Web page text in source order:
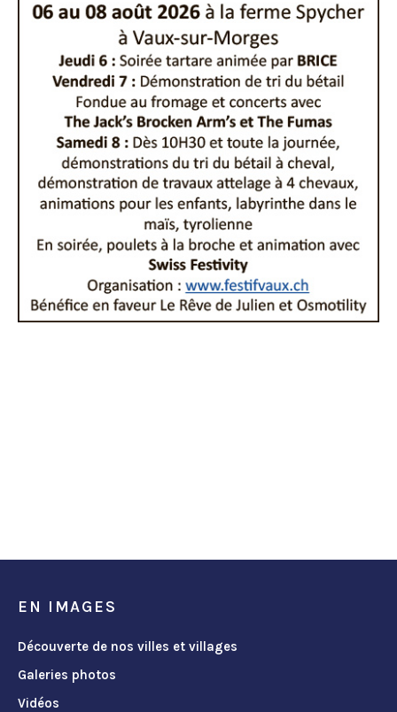
EN IMAGES
Découverte de nos villes et villages
Galeries photos
Vidéos